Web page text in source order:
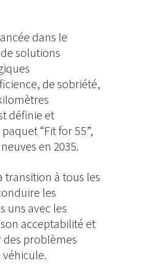
dans le
solutions
de sobriété,
définie et
“Fit for 55”,
en 2035.
à tous les
les
uns avec les
acceptabilité et
problèmes